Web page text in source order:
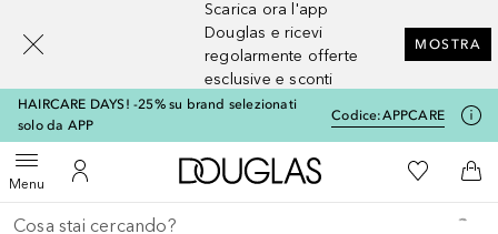
Scarica ora l'app
Douglas e ricevi
regolarmente offerte
esclusive e sconti
MOSTRA
HAIRCARE DAYS! -25% su brand selezionati
solo da APP
Codice:APPCARE
MenuApri menuAl Mio Account
A Douglas HomeAlla Mia
Al
Torna indietro
Esegui ricerca
[navigation.slideout.screenreader]